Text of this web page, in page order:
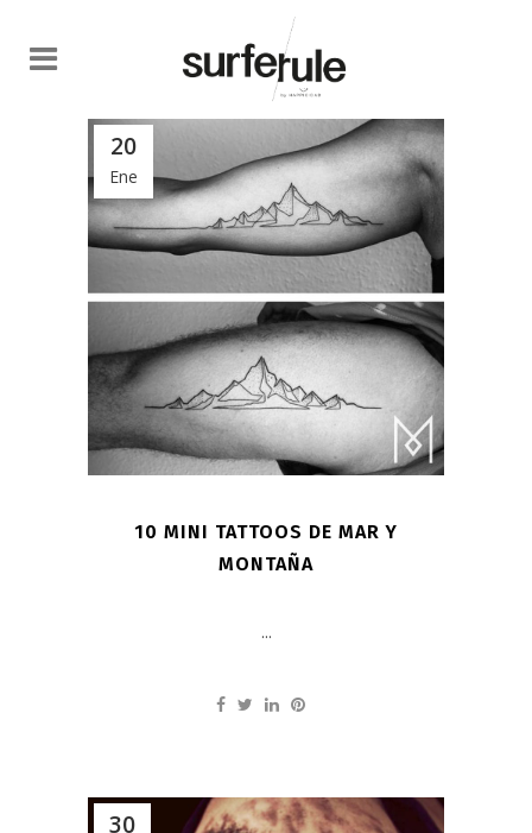
20
Ene
10 MINI TATTOOS DE MAR Y
MONTAÑA
...
30